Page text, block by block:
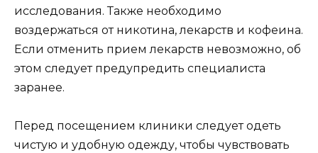
исследования. Также необходимо
воздержаться от никотина, лекарств и кофеина.
Если отменить прием лекарств невозможно, об
этом следует предупредить специалиста
заранее.
Перед посещением клиники следует одеть
чистую и удобную одежду, чтобы чувствовать